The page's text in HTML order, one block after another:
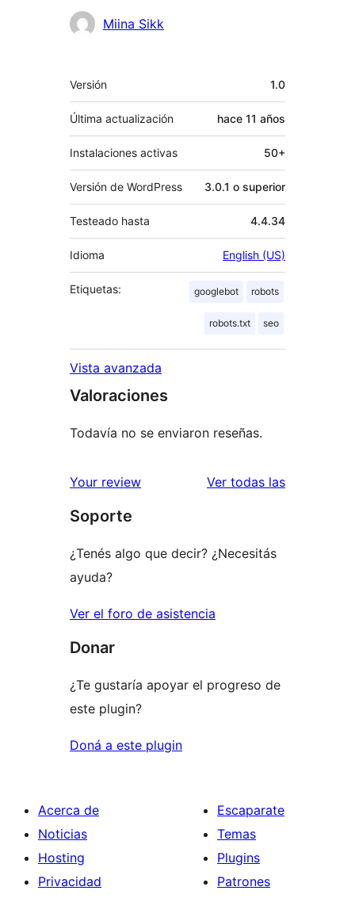
Miina Sikk
Meta
Versión 1.0
Última actualización hace 11 años
Instalaciones activas 50+
Versión de WordPress 3.0.1 o superior
Testeado hasta 4.4.34
Idioma English (US)
Etiquetas: googlebot robots
robots.txt seo
Vista avanzada
Valoraciones
Todavía no se enviaron reseñas.
Your review Ver todas lasreseñas
Soporte
¿Tenés algo que decir? ¿Necesitás
ayuda?
Ver el foro de asistencia
Donar
¿Te gustaría apoyar el progreso de
este plugin?
Doná a este plugin
Acerca de
Noticias
Hosting
Privacidad
Escaparate
Temas
Plugins
Patrones